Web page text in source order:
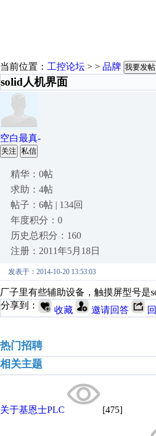
当前位置： 工控论坛 > > 品牌 我要发帖
solid人机界面
空白最真-
关注 私信
精华：0帖
求助：4帖
帖子：6帖 | 134回
年度积分：0
历史总积分：160
注册：2011年5月18日
发表于：2014-10-20 13:53:03
厂子里有些辅助设备，触摸屏型号是
分享到：
收藏 邀请回答
热门招聘
相关主题
关于基恩士PLC [475]